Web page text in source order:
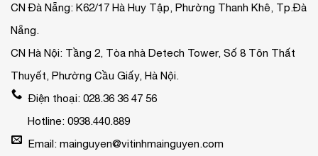
CN Đà Nẵng: K62/17 Hà Huy Tập, Phường Thanh Khê, Tp.Đà
Nẵng.
CN Hà Nội: Tầng 2, Tòa nhà Detech Tower, Số 8 Tôn Thất
Thuyết, Phường Cầu Giấy, Hà Nội.
Điện thoại: 028.36 36 47 56
Hotline: 0938.440.889
Email: mainguyen@vitinhmainguyen.com